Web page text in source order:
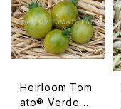
Heirloom Tom
ato® Verde Cl